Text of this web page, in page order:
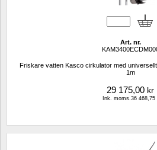
Art. nr.
Friskare vatten Kasco cirkulator med
1m
29 175,00 kr
Ink. moms.36 468,75